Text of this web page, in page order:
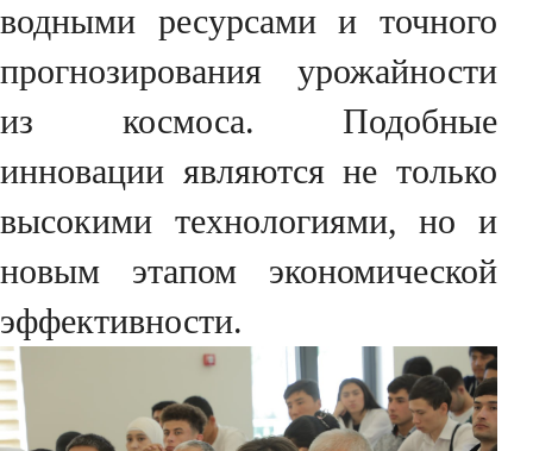
водными ресурсами и точного
прогнозирования урожайности
из космоса. Подобные
инновации являются не только
высокими технологиями, но и
новым этапом экономической
эффективности.